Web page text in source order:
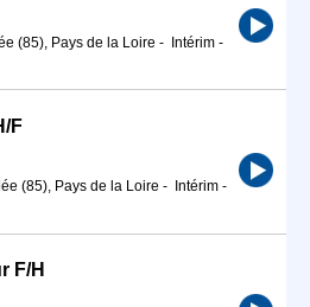
(85), Pays de la Loire - Intérim -
F
(85), Pays de la Loire - Intérim -
F/H